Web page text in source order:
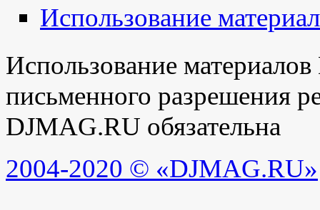
Использование
Использование
письменного разрешения
DJMAG.RU обязательна
2004-2020 © «DJMAG.RU»